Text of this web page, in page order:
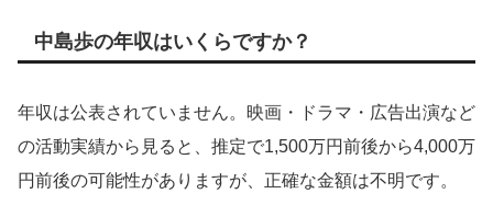
中島歩の年収はいくらですか？
年収は公表されていません。映画・ドラマ・広告出演など
の活動実績から見ると、推定で1,500万円前後から4,000万
円前後の可能性がありますが、正確な金額は不明です。